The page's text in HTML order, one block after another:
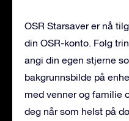
OSR Starsaver er nå
din OSR-konto. Følg
angi din egen stjerne
bakgrunnsbilde på
med venner og familie
deg når som helst på